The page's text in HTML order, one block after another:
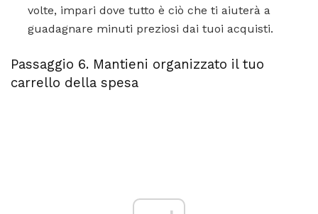
volte, impari dove tutto è ciò che ti aiuterà a
guadagnare minuti preziosi dai tuoi acquisti.
Passaggio 6. Mantieni organizzato il tuo
carrello della spesa